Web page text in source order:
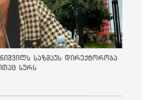
საზმაუს დირექტორობა
სურს